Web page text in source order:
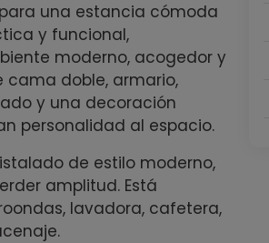
una estancia cómoda
y funcional,
moderno, acogedor y
cama doble, armario,
y una decoración
personalidad al espacio.
de estilo moderno,
amplitud. Está
lavadora, cafetera,